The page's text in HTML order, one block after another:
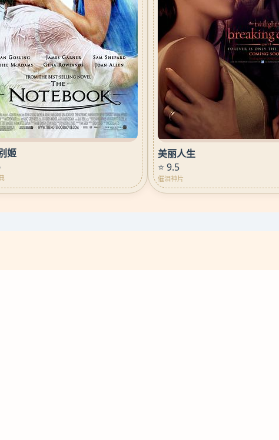
姬
美丽人生
⭐ 9.5
催泪神片